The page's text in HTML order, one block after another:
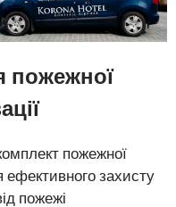
пожежної
пожежної
ефективного захисту
пожежі